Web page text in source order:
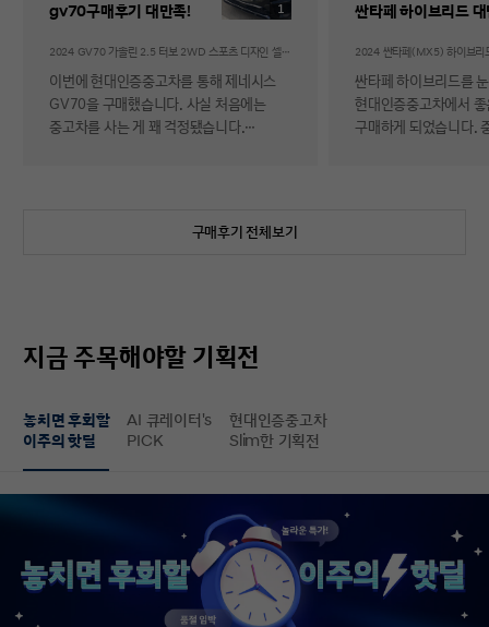
gv70구매후기 대만족!
1
2024 GV70 가솔린 2.5 터보 2WD 스포츠 디자인 셀렉션Ⅱ
이번에 현대인증중고차를 통해 제네시스
GV70을 구매했습니다. 사실 처음에는
중고차를 사는 게 꽤 걱정됐습니다.
보면 예상과 달라서 후회했다는 이야기도
제공돼서 불안감이 많이 줄었다는
상태가 더 좋아서 만족도가 높았습니다.
중고차지만 관리가 잘 된 차량이라는
느낌이 확실히 들었습니다. 무엇보다
좋았던 건 ‘중고차인데도 걱정이 거의
없었다’는 점입니다. 차를 잘 모르는 사람
입장에서는 어디를 봐야 할지부터
막막한데, 그런 부담이 많이 줄었습니다.
온라인으로 비교하고 구매까지 진행할 수
있어서 시간적으로도 편했고, 직장인
싼타페 하이브리드
싼타페 하이브리드를
현대인증중고차에서
구매하게 되었습니다.
도착해 기분 좋게 차를
완벽한 경험이었습니
고민하는 사람 있으면
현대인증중고차 추천
차량 보내주셔서 감사
구매후기 전체보기
지금 주목해야할 기획전
놓치면 후회할
이주의 핫딜
AI 큐레이터's
PICK
현대인증중고차
Slim한 기획전